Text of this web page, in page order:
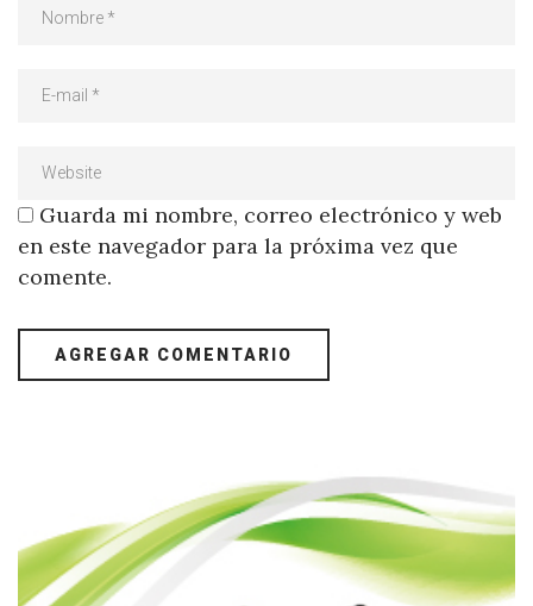
Guarda mi nombre, correo electrónico y web
en este navegador para la próxima vez que
comente.